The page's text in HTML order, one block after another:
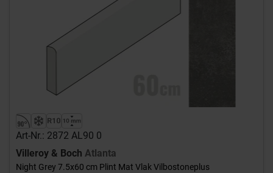
Art-Nr.: 2872 AL90 0
Villeroy & Boch Atlanta
Night Grey 7.5x60 cm Plint Mat Vlak Vilbostoneplus